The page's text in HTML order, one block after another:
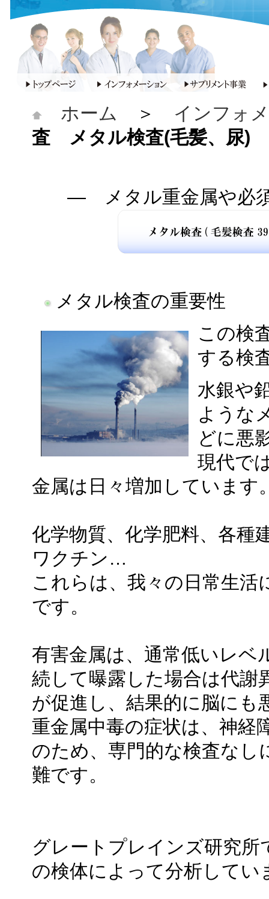
ホーム ＞ インフォ
査 メタル検査(毛髪、尿)
― メタル重金属や必
メタル検査の重要性
この検
する検
水銀や
ような
どに悪
現代で
金属は日々増加しています
化学物質、化学肥料、各種
ワクチン…
これらは、我々の日常生活
です。
有害金属は、通常低いレベ
続して曝露した場合は代謝
が促進し、結果的に脳にも
重金属中毒の症状は、神経
のため、専門的な検査なし
難です。
グレートプレインズ研究
の検体によって分析してい